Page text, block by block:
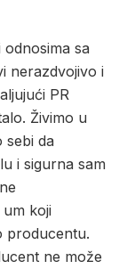
sa
nerazdvojivo i
PR
Živimo u
sebi da
i sigurna sam
koji
producentu.
ne može